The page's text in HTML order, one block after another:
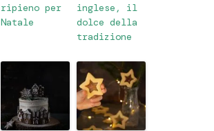
ripieno per
Natale
inglese, il
dolce della
tradizione